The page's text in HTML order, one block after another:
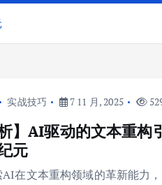
实战技巧 7 11 月, 2025
析】AI驱动的文本重构
元
在文本重构领域的革新能力